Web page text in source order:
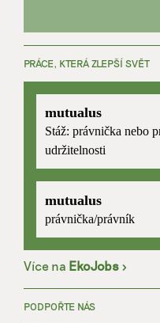
PRÁCE, KTERÁ ZLEPŠÍ SVĚT
mutualus
Stáž: právnička nebo
udržitelnosti
mutualus
právnička/právník
Více na EkoJobs >
PODPOŘTE NÁS